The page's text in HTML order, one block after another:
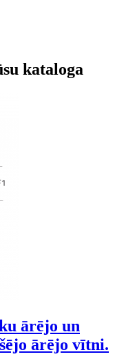
kataloga
ārējo un
ārējo vītni.